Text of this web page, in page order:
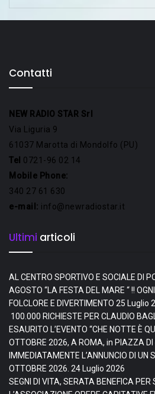
Contatti
NEW RADIO STAR Srl
Via Liguria 9
61037 Marotta di Mondolfo (PU)
Tel 0721-96 02 14
Mobile Phone:
340 27 61 630
e-mail: info@newradiostar.it
Ultimi articoli
AL CENTRO SPORTIVO E SOCIALE DI
AGOSTO “LA FESTA DEL MARE “ !!
FOLCLORE E DIVERTIMENTO 25 Luglio
100.000 RICHIESTE PER CLAUDIO
ESAURITO L’EVENTO “CHE NOTTE È
OTTOBRE 2026, A ROMA, in PIAZZA DI
IMMEDIATAMENTE L’ANNUNCIO DI UN
OTTOBRE 2026. 24 Luglio 2026
SEGNI DI VITA, SERATA BENEFICA PER